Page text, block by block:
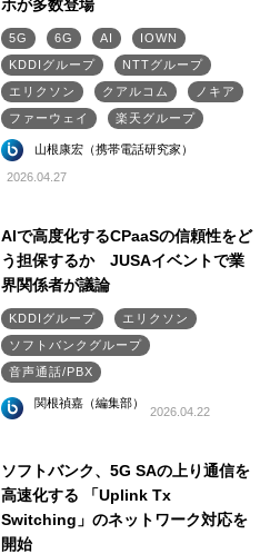
ホが多数登場
5G 6G AI
IOWN
KDDIグループ
NTTグループ
エリクソン
クアルコム
ノキア
ファーウェイ
楽天グループ
山根康宏（携帯電話研究家）
2026.04.27
AIで高度化するCPaaSの信頼性をど
う担保するか JUSAイベントで業
界関係者が議論
KDDIグループ
エリクソン
ソフトバンクグループ
音声通話/PBX
関根禎嘉（編集部）
2026.04.22
ソフトバンク、5G SAの上り通信を
高速化する 「Uplink Tx
Switching」のネットワーク対応を
開始